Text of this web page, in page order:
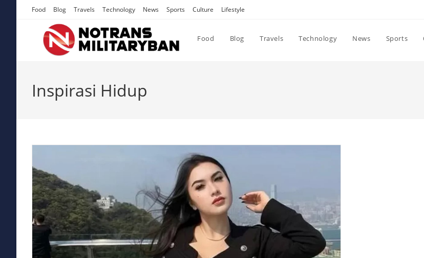
Food Blog Travels Technology News Sports Culture Lifestyle
Food Blog Travels Technology News Sports
Inspirasi Hidup